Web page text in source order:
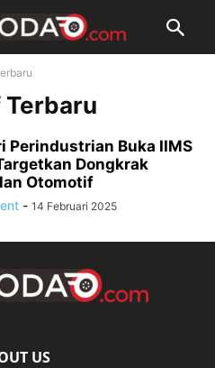
Perindustrian Buka IIMS
Dongkrak
Otomotif
- 14 Februari 2025
US